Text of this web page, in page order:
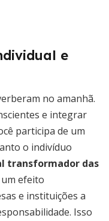
e
no amanhã.
e integrar
participa de um
o indivíduo
transformador das
efeito
e instituições a
Isso